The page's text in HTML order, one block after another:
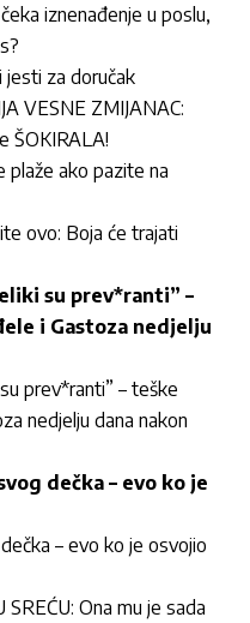
iznenađenje u poslu,
za doručak
VESNE ZMIJANAC:
ŠOKIRALA!
plaže ako pazite na
ovo: Boja će trajati
su prev*ranti” –
i Gastoza nedjelju
prev*ranti” – teške
nedjelju dana nakon
dečka – evo ko je
– evo ko je osvojio
SREĆU: Ona mu je sada